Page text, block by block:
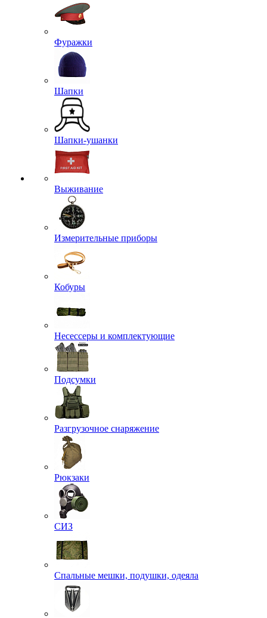
Фуражки
Шапки
Шапки-ушанки
Выживание
Измерительные приборы
Кобуры
Несессеры и комплектующие
Подсумки
Разгрузочное снаряжение
Рюкзаки
СИЗ
Спальные мешки, подушки, одеяла